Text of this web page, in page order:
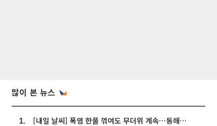
많이 본 뉴스
1. [내일 날씨] 폭염 한풀 꺾여도 무더위 계속⋯동해안 이틀 연속 비